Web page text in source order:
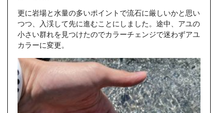
更に岩場と水量の多いポイントで流石に厳しいかと思い
つつ、入渓して先に進むことにしました。途中、アユの
小さい群れを見つけたのでカラーチェンジで迷わずアユ
カラーに変更。